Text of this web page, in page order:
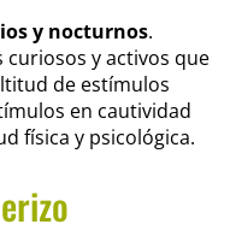
y nocturnos.
curiosos y activos que
de estímulos
en cautividad
física y psicológica.